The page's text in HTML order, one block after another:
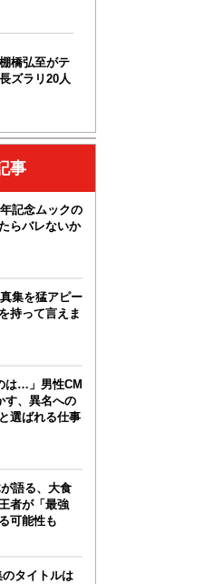
橋弘至がテ
ズラリ20人
事
記念ムックの
らバレないか
集を猛アピー
持って言えま
は…」男性CM
す、異名への
選ばれる仕事
語る、大食
者が「最強
可能性も
タイトルは